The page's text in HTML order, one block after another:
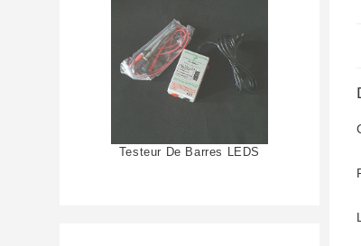
Testeur De Barres LEDS